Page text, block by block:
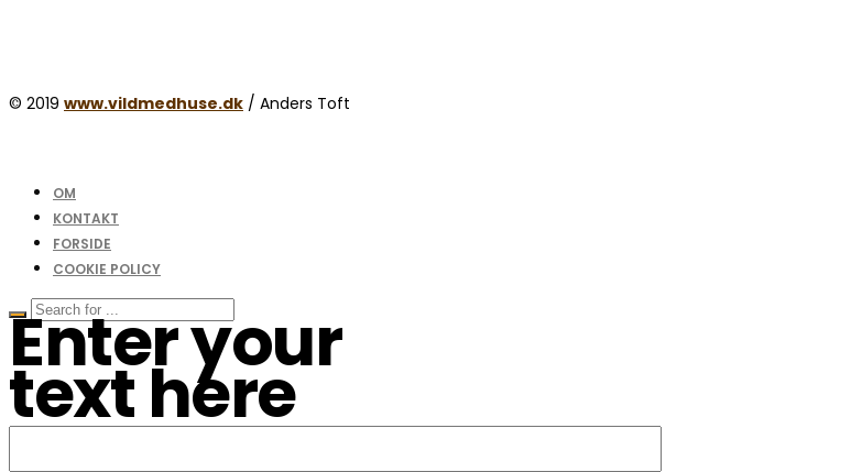
© 2019 www.vildmedhuse.dk / Anders Toft
OM
KONTAKT
FORSIDE
COOKIE POLICY
Enter your
text here